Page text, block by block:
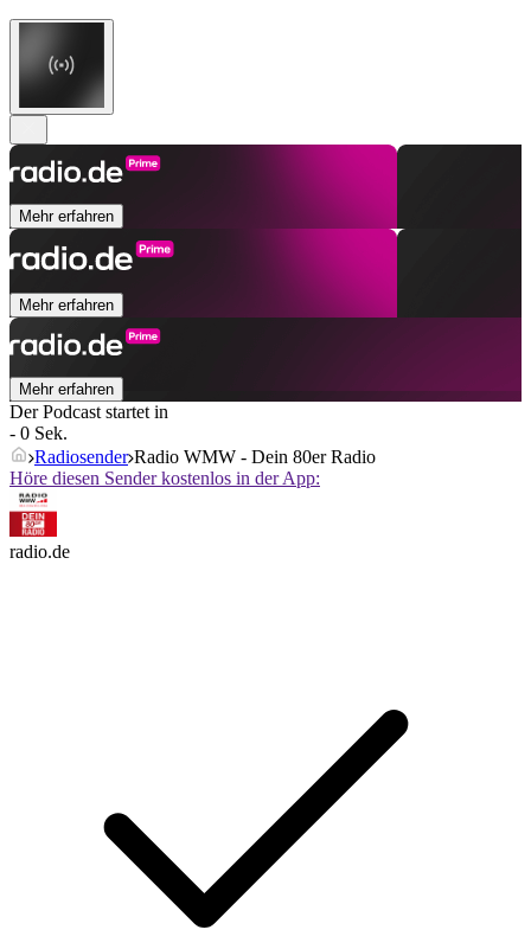
Mehr erfahren
Mehr erfahren
Mehr erfahren
Der Podcast startet in
- 0 Sek.
Radiosender Radio WMW - Dein 80er Radio
Höre diesen Sender kostenlos in der App:
radio.de